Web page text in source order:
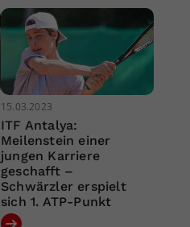
15.03.2023
ITF Antalya:
Meilenstein einer
jungen Karriere
geschafft –
Schwärzler erspielt
sich 1. ATP-Punkt